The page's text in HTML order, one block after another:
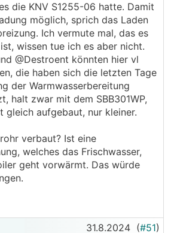
Sonst könnte die
während dem Bezug
aber mit recht großer
geht das überhaupt? In
wurde von der Problematik
das warme oben abkühlt. An
mich leider nicht erinnern.
die KNV S1255-06 hatte. Damit
möglich, sprich das Laden
Ich vermute mal, das es
wissen tue ich es aber nicht.
@Destroent könnten hier vl
die haben sich die letzten Tage
der Warmwasserbereitung
halt zwar mit dem SBB301WP,
gleich aufgebaut, nur kleiner.
verbaut? Ist eine
welches das Frischwasser,
geht vorwärmt. Das würde
31.8.2024 (#51)